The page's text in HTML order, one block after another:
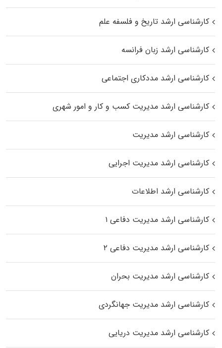
کارشناسی ارشد تاریخ و فلسفه علم
کارشناسی ارشد زبان فرانسه
کارشناسی ارشد مددکاری اجتماعی
کارشناسی ارشد مدیریت کسب و کار و امور شهری
کارشناسی ارشد مدیریت
کارشناسی ارشد مدیریت اجرایی
کارشناسی ارشد اطلاعات
کارشناسی ارشد مدیریت دفاعی ۱
کارشناسی ارشد مدیریت دفاعی ۲
کارشناسی ارشد مدیریت بحران
کارشناسی ارشد مدیریت جهانگردی
کارشناسی ارشد مدیریت دریایی